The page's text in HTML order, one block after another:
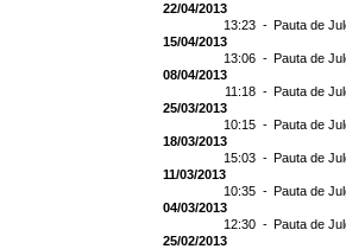
22/04/2013
13:23 - Pauta de
15/04/2013
13:06 - Pauta de
08/04/2013
11:18 - Pauta de
25/03/2013
10:15 - Pauta de
18/03/2013
15:03 - Pauta de
11/03/2013
10:35 - Pauta de
04/03/2013
12:30 - Pauta de
25/02/2013